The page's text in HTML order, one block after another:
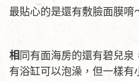
最貼心的是還有敷臉面膜唷
相 同有面海房的還有碧兒
有浴缸可以泡澡，但一樣